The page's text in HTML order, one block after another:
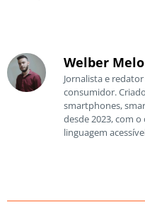
Welber Melo
Jornalista e
consumidor.
smartphones,
desde 2023, com
linguagem